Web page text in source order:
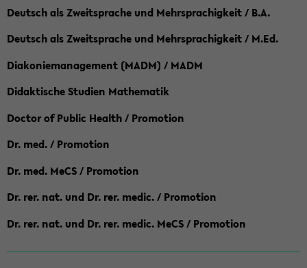
Deutsch als Zweitsprache und Mehrsprachigkeit / B.A.
Deutsch als Zweitsprache und Mehrsprachigkeit / M.Ed.
Diakoniemanagement (MADM) / MADM
Didaktische Studien Mathematik
Doctor of Public Health / Promotion
Dr. med. / Promotion
Dr. med. MeCS / Promotion
Dr. rer. nat. und Dr. rer. medic. / Promotion
Dr. rer. nat. und Dr. rer. medic. MeCS / Promotion